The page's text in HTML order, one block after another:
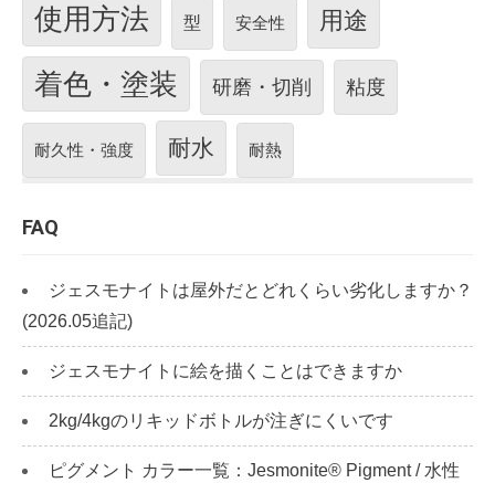
使用方法 型 安全性 用途
着色・塗装 研磨・切削 粘度
耐久性・強度 耐水 耐熱
FAQ
ジェスモナイトは屋外だとどれくらい劣化しますか？
(2026.05追記)
ジェスモナイトに絵を描くことはできますか
2kg/4kgのリキッドボトルが注ぎにくいです
ピグメント カラー一覧：Jesmonite® Pigment / 水性